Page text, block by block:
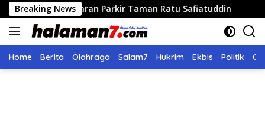
Langsung
ke
konten
Breaking News
Parkir Taman Ratu Safiatuddin 8 Tim
Home Berita Olahraga Salam7 Hukrim Ekbis Politik